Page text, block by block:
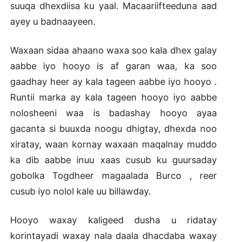
suuqa dhexdiisa ku yaal. Macaariifteeduna aad
ayey u badnaayeen.
Waxaan sidaa ahaano waxa soo kala dhex galay
aabbe iyo hooyo is af garan waa, ka soo
gaadhay heer ay kala tageen aabbe iyo hooyo .
Runtii marka ay kala tageen hooyo iyo aabbe
nolosheeni waa is badashay hooyo ayaa
gacanta si buuxda noogu dhigtay, dhexda noo
xiratay, waan kornay waxaan maqalnay muddo
ka dib aabbe inuu xaas cusub ku guursaday
gobolka Togdheer magaalada Burco , reer
cusub iyo nolol kale uu billawday.
Hooyo waxay kaligeed dusha u ridatay
korintayadi waxay nala daala dhacdaba waxay